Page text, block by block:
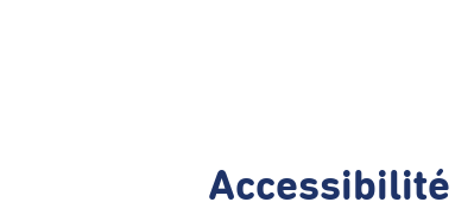
Accessibilité